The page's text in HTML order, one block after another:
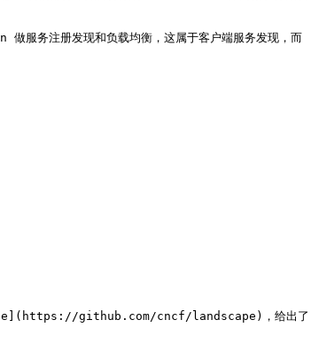
务注册发现和负载均衡，这属于客户端服务发现，而
github.com/cncf/landscape)，给出了